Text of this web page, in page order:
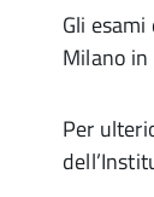
Gli
Milano in
Per